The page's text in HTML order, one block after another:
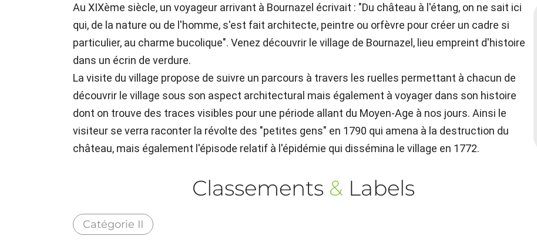
Au XIXème siècle, un voyageur arrivant à Bournazel écrivait : "Du château à l'étang, on ne sait ici
qui, de la nature ou de l'homme, s'est fait architecte, peintre ou orfèvre pour créer un cadre si
particulier, au charme bucolique". Venez découvrir le village de Bournazel, lieu empreint d'histoire
dans un écrin de verdure.
La visite du village propose de suivre un parcours à travers les ruelles permettant à chacun de
découvrir le village sous son aspect architectural mais également à voyager dans son histoire
dont on trouve des traces visibles pour une période allant du Moyen-Age à nos jours. Ainsi le
visiteur se verra raconter la révolte des "petites gens" en 1790 qui amena à la destruction du
château, mais également l'épisode relatif à l'épidémie qui dissémina le village en 1772.
Classements & Labels
Catégorie II